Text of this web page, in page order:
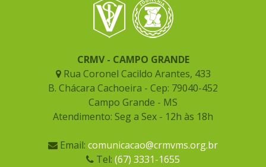
CRMV - CAMPO GRANDE
Rua Coronel Cacildo Arantes, 433
B. Chácara Cachoeira - Cep: 79040-452
Campo Grande - MS
Atendimento: Seg a Sex - 12h às 18h
Email: comunicacao@crmvms.org.br
Tel: (67) 3331-1655